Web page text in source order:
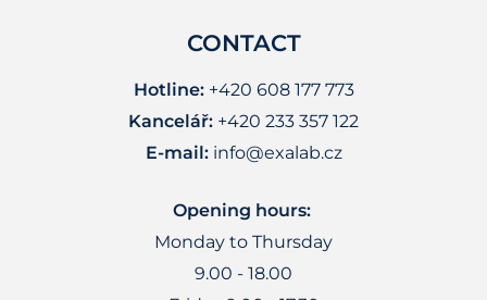
CONTACT
Hotline:+420 608 177 773
Kancelář: +420 233 357 122
E-mail: info@exalab.cz
Opening hours:
Monday to Thursday
9.00 - 18.00